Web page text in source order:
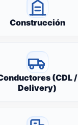
Construcción
(CDL /
Delivery)